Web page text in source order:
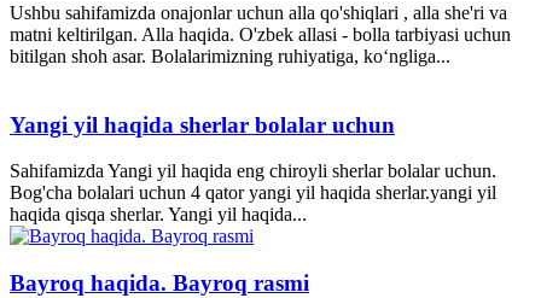
Ushbu sahifamizda onajonlar uchun alla qo'shiqlari , alla she'ri va
matni keltirilgan. Alla haqida. O'zbek allasi - bolla tarbiyasi uchun
bitilgan shoh asar. Bolalarimizning ruhiyatiga, ko‘ngliga...
Yangi yil haqida sherlar bolalar uchun
Sahifamizda Yangi yil haqida eng chiroyli sherlar bolalar uchun.
Bog'cha bolalari uchun 4 qator yangi yil haqida sherlar.yangi yil
haqida qisqa sherlar. Yangi yil haqida...
Bayroq haqida. Bayroq rasmi